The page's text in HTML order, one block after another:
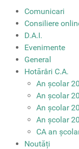
Comunicari
Consiliere
D.A.I.
Evenimente
General
Hotărâri C.A.
An școlar
An școlar
An școlar
An școlar
CA an
Noutăți